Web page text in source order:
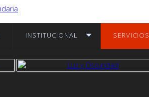
INSTITUCIONAL SERVICIOS